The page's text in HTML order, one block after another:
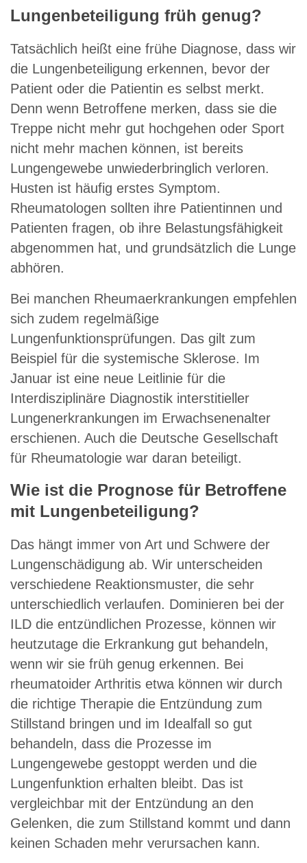
Lungenbeteiligung früh genug?
Tatsächlich heißt eine frühe Diagnose, dass wir
die Lungenbeteiligung erkennen, bevor der
Patient oder die Patientin es selbst merkt.
Denn wenn Betroffene merken, dass sie die
Treppe nicht mehr gut hochgehen oder Sport
nicht mehr machen können, ist bereits
Lungengewebe unwiederbringlich verloren.
Husten ist häufig erstes Symptom.
Rheumatologen sollten ihre Patientinnen und
Patienten fragen, ob ihre Belastungsfähigkeit
abgenommen hat, und grundsätzlich die Lunge
abhören.
Bei manchen Rheumaerkrankungen empfehlen
sich zudem regelmäßige
Lungenfunktionsprüfungen. Das gilt zum
Beispiel für die systemische Sklerose. Im
Januar ist eine neue Leitlinie für die
Interdisziplinäre Diagnostik interstitieller
Lungenerkrankungen im Erwachsenenalter
erschienen. Auch die Deutsche Gesellschaft
für Rheumatologie war daran beteiligt.
Wie ist die Prognose für Betroffene
mit Lungenbeteiligung?
Das hängt immer von Art und Schwere der
Lungenschädigung ab. Wir unterscheiden
verschiedene Reaktionsmuster, die sehr
unterschiedlich verlaufen. Dominieren bei der
ILD die entzündlichen Prozesse, können wir
heutzutage die Erkrankung gut behandeln,
wenn wir sie früh genug erkennen. Bei
rheumatoider Arthritis etwa können wir durch
die richtige Therapie die Entzündung zum
Stillstand bringen und im Idealfall so gut
behandeln, dass die Prozesse im
Lungengewebe gestoppt werden und die
Lungenfunktion erhalten bleibt. Das ist
vergleichbar mit der Entzündung an den
Gelenken, die zum Stillstand kommt und dann
keinen Schaden mehr verursachen kann.